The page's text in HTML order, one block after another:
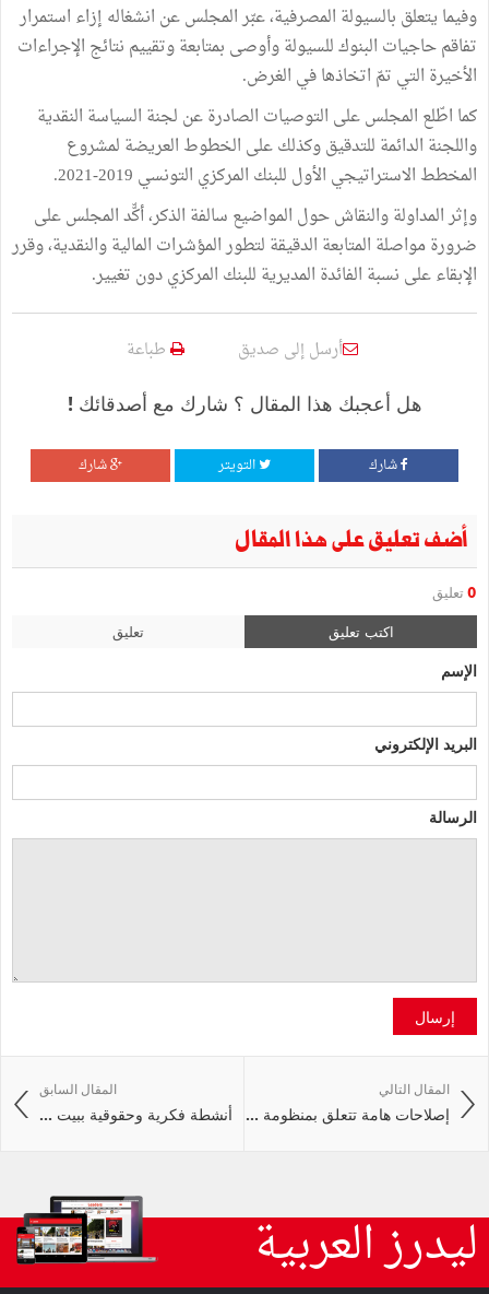
وفيما يتعلق بالسيولة المصرفية، عبّر المجلس عن انشغاله إزاء استمرار
تفاقم حاجيات البنوك للسيولة وأوصى بمتابعة وتقييم نتائج الإجراءات
الأخيرة التي تمّ اتخاذها في الغرض.
كما اطّلع المجلس على التوصيات الصادرة عن لجنة السياسة النقدية
واللجنة الدائمة للتدقيق وكذلك على الخطوط العريضة لمشروع
المخطط الاستراتيجي الأول للبنك المركزي التونسي 2019-2021.
وإثر المداولة والنقاش حول المواضيع سالفة الذكر، أكّّد المجلس على
ضرورة مواصلة المتابعة الدقيقة لتطور المؤشرات المالية والنقدية، وقرر
الإبقاء على نسبة الفائدة المديرية للبنك المركزي دون تغيير.
أرسل إلى صديق طباعة
هل أعجبك هذا المقال ؟ شارك مع أصدقائك !
شارك التويتر شارك
أضف تعليق على هذا المقال
0 تعليق
اكتب تعليق تعليق
الإسم
البريد الإلكتروني
الرسالة
إرسال
المقال السابق
أنشطة فكرية وحقوقية ببيت ...
المقال التالي
إصلاحات هامة تتعلق بمنظومة ...
ليدرز العربية